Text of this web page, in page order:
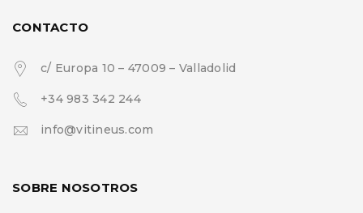
CONTACTO
c/ Europa 10 – 47009 – Valladolid
+34 983 342 244
info@vitineus.com
SOBRE NOSOTROS